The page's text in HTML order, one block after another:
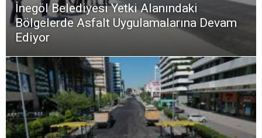
İnegöl Belediyesi Yetki Alanındaki
Bölgelerde Asfalt Uygulamalarına Devam
Ediyor